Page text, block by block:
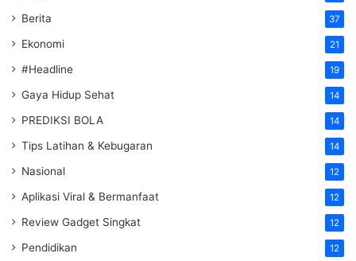
Berita 37
Ekonomi 21
#Headline 19
Gaya Hidup Sehat 14
PREDIKSI BOLA 14
Tips Latihan & Kebugaran 14
Nasional 12
Aplikasi Viral & Bermanfaat 12
Review Gadget Singkat 12
Pendidikan 12